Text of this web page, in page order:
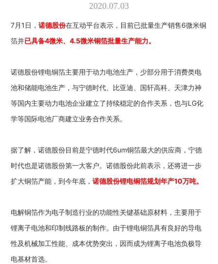
2020.07.03
7月1日，诺德股份在互动平台表示，目前已批量生产销售6微米铜
箔并已具备4微米、4.5微米铜箔批量生产能力。
诺德股份锂电铜箔主要用于动力电池生产，少部分用于消费类电
池和储能电池生产，与宁德时代、比亚迪、国轩高科、天津力神
等国内主要动力电池企业建立了持续稳定的合作关系，也与LG化
学等国际电池厂商建立业务合作关系。
据了解，诺德股份目前是宁德时代6um铜箔最大的供应商，宁德
时代也是诺德股份第一大客户。诺德股份此前表示，还将进一步
扩大铜箔产能，到今年底，诺德股份锂电铜箔规划年产10万吨。
电解铜箔作为电子制造行业的功能性关键基础原材料，主要用于
锂离子电池和印制线路板的制作。由于锂电铜箔具有良好的导电
性及机械加工性能、成本优势突出，因而成为锂离子电池负极导
电基材首选。